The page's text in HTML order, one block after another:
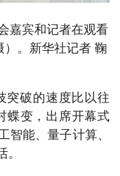
嘉宾和记者在观看
）。新华社记者 鞠
突破的速度比以往
蝶变，出席开幕式
智能、量子计算、